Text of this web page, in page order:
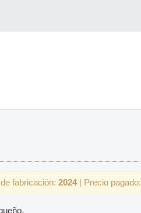
fabricación: 2024| Precio pagado: